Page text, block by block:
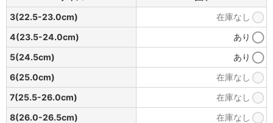
3(22.5-23.0cm)
在庫なし
4(23.5-24.0cm)
あり
5(24.5cm)
あり
6(25.0cm)
在庫なし
7(25.5-26.0cm)
在庫なし
8(26.0-26.5cm)
在庫なし